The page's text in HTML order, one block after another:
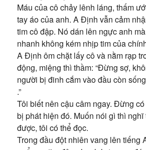
Máu của cô chảy lênh láng, thấm
tay áo của anh. A Định vẫn cảm
tim cô đập. Nó dán lên ngực anh
nhanh không kém nhịp tim của
A Định ôm chặt lấy cô và nằm rạp
động, miệng thì thầm: “Đừng sợ,
người bị đinh cắm vào đầu còn
.”
Tôi biết nên cậu câm ngay. Đừng
bị phát hiện đó. Muốn nói gì thì nghĩ
được, tôi có thể đọc.
Trong đầu đột nhiên vang lên tiếng